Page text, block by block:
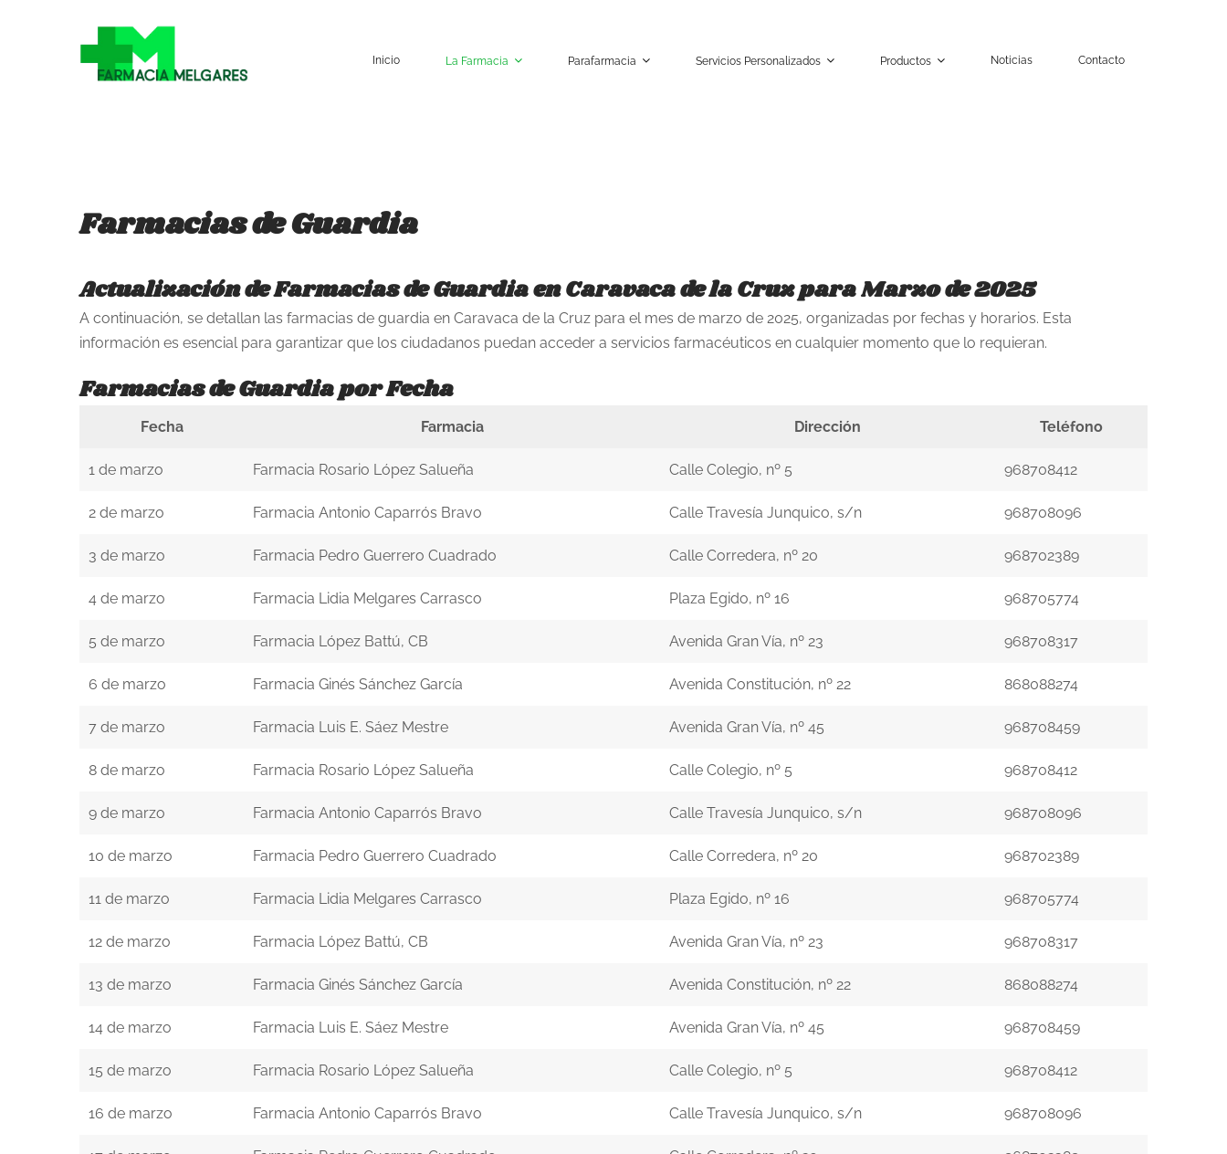
Inicio La Farmacia Parafarmacia Servicios Personalizados Productos Noticias Contacto
Farmacias de Guardia
Actualización de Farmacias de Guardia en Caravaca de la Cruz para Marzo de 2025
A continuación, se detallan las farmacias de guardia en Caravaca de la Cruz para el mes de marzo de 2025, organizadas por fechas y horarios. Esta
información es esencial para garantizar que los ciudadanos puedan acceder a servicios farmacéuticos en cualquier momento que lo requieran.
Farmacias de Guardia por Fecha
Fecha Farmacia Dirección Teléfono
1 de marzo Farmacia Rosario López Salueña Calle Colegio, nº 5 968708412
2 de marzo Farmacia Antonio Caparrós Bravo Calle Travesía Junquico, s/n 968708096
3 de marzo Farmacia Pedro Guerrero Cuadrado Calle Corredera, nº 20 968702389
4 de marzo Farmacia Lidia Melgares Carrasco Plaza Egido, nº 16 968705774
5 de marzo Farmacia López Battú, CB Avenida Gran Vía, nº 23 968708317
6 de marzo Farmacia Ginés Sánchez García Avenida Constitución, nº 22 868088274
7 de marzo Farmacia Luis E. Sáez Mestre Avenida Gran Vía, nº 45 968708459
8 de marzo Farmacia Rosario López Salueña Calle Colegio, nº 5 968708412
9 de marzo Farmacia Antonio Caparrós Bravo Calle Travesía Junquico, s/n 968708096
10 de marzo Farmacia Pedro Guerrero Cuadrado Calle Corredera, nº 20 968702389
11 de marzo Farmacia Lidia Melgares Carrasco Plaza Egido, nº 16 968705774
12 de marzo Farmacia López Battú, CB Avenida Gran Vía, nº 23 968708317
13 de marzo Farmacia Ginés Sánchez García Avenida Constitución, nº 22 868088274
14 de marzo Farmacia Luis E. Sáez Mestre Avenida Gran Vía, nº 45 968708459
15 de marzo Farmacia Rosario López Salueña Calle Colegio, nº 5 968708412
16 de marzo Farmacia Antonio Caparrós Bravo Calle Travesía Junquico, s/n 968708096